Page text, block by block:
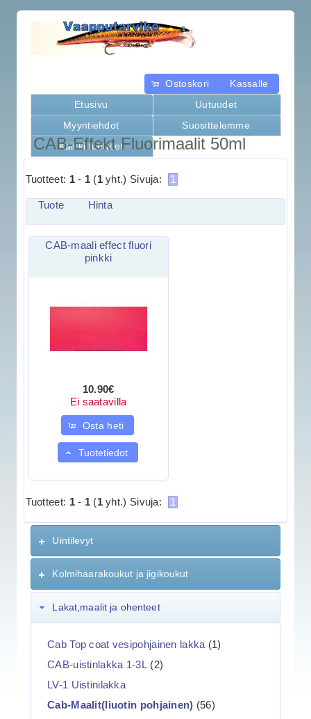
Ostoskori
Kassalle
Etusivu
Uutuudet
Myyntiehdot
Suosittelemme
Kaikki tuotteet
CAB-Effekt Fluorimaalit 50ml
Tuotteet: 1- 1 (1yht.) Sivuja: 1
Tuote Hinta
CAB-maali effect fluori
pinkki
10.90€
Ei saatavilla
Osta heti
Tuotetiedot
Tuotteet: 1- 1 (1yht.) Sivuja: 1
Uintilevyt
Kolmihaarakoukut ja jigikoukut
Lakat,maalit ja ohenteet
Cab Top coat vesipohjainen lakka (1)
CAB-uistinlakka 1-3L (2)
LV-1 Uistinilakka
Cab-Maalit(liuotin pohjainen) (56)